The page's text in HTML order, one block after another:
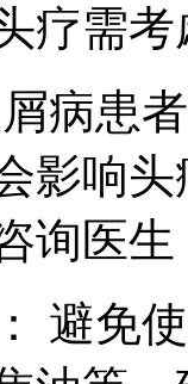
疗需
病患
影响
询医
避免